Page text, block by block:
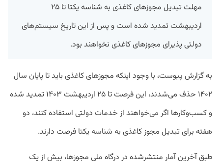
مهلت تبدیل مجوزهای کاغذی به شناسه یکتا تا ۲۵
اردیبهشت تمدید شده است و پس از این تاریخ سیستم‌های
دولتی پذیرای مجوزهای کاغذی نخواهند بود.
به گزارش پیوست، با وجود اینکه مجوزهای کاغذی باید تا پایان سال
۱۴۰۲ حذف می‌شدند، این فرصت تا ۲۵ اردیبهشت ۱۴۰۳ تمدید شده
و کسب‌وکارها اگر می‌خواهند از خدمات دولتی استفاده کنند، دو
هفته برای تبدیل مجوز کاغذی به شناسه یکتا فرصت دارند.
طبق آخرین آمار منتشرشده در درگاه ملی مجوزها، بیش از یک